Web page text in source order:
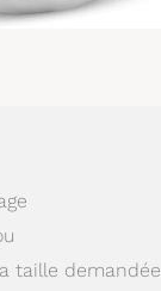
taille demandée